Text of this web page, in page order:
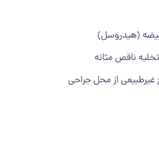
(هیدروسل)
تخلیه ناقص مثانه
غیرطبیعی از محل جراحی